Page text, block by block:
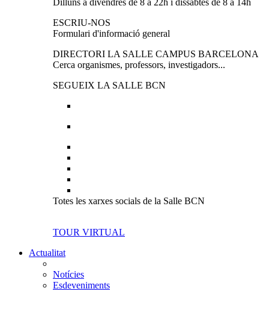
Dilluns a divendres de 8 a 22h i dissabtes de 8 a 14h
ESCRIU-NOS
Formulari d'informació general
DIRECTORI LA SALLE CAMPUS BARCELONA
Cerca organismes, professors, investigadors...
SEGUEIX LA SALLE BCN
Totes les xarxes socials de la Salle BCN
TOUR VIRTUAL
Actualitat
Notícies
Esdeveniments